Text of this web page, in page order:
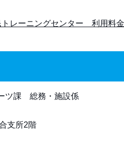
トレーニングセンター 利用料
ツ課 総務・施設係
支所2階